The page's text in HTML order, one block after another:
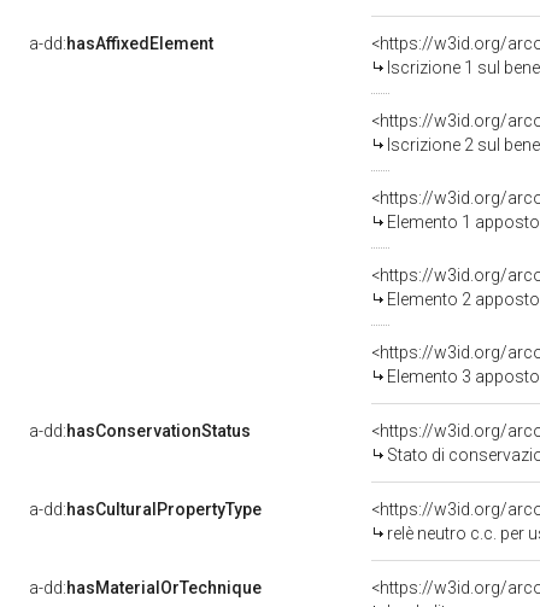
a-dd:hasAffixedElement
<https://w3id.org/
Iscrizione 1 sul
<https://w3id.org/
Iscrizione 2 sul
<https://w3id.org/
Elemento 1
<https://w3id.org/
Elemento 2
<https://w3id.org/
Elemento 3
a-dd:hasConservationStatus
<https://w3id.org/
Stato di
a-dd:hasCulturalPropertyType
<https://w3id.org/
relè neutro c.c. per
a-dd:hasMaterialOrTechnique
<https://w3id.org/